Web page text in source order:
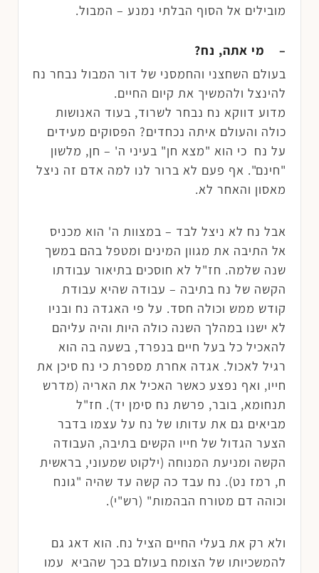
מובילים אל הסוף הבלתי נמנע – המבול.
– מי אתה, נח?
בעולם השחצני והחמסני של דור המבול נבחר נח
להינצל ולהמשיך את קיום החיים.
מדוע דווקא נח נבחר לשרוד, בעוד האנושות
כולה והעולם איתה נכחדים? הפסוקים מעידים
על נח כי הוא "מצא חן" בעיני ה' – חן, מלשון
"חינם". אף פעם לא ברור לנו למה אדם זה ניצל
מאסון והאחר לא.
אבל נח לא ניצל לבד – במצוות ה' הוא מכניס
אל התיבה את מגוון המינים ומטפל בהם במשך
שנה שלמה. חז"ל לא חוסכים בתיאור עבודתו
הקשה של נח בתיבה – עבודה שהיא עבודת
קודש ממש וכולה חסד. על פי האגדה נח ובניו
לא ישנו במהלך השנה כולה היות והיה עליהם
להאכיל כל בעל חיים בנפרד, בשעה בה הוא
רגיל לאכול. אגדה אחרת מספרת כי נח סיכן את
חייו, ואף נפצע כאשר האכיל את האריה (מדרש
תנחומא, בובר, פרשת נח סימן יד). חז"ל
מביאים גם את עדותו של נח על עצמו בדבר
הצער הגדול של חייו הקשים בתיבה, העבודה
הקשה ומניעת המנוחה (ילקוט שמעוני, בראשית
ח, רמז נט). נח עבד כה קשה עד שהיה "גונח
וכוהה דם מטורח הבהמות" (רש"י).
ולא רק את בעלי החיים הציל נח. הוא דאג גם
להמשכיותו של הצומח בעולם בכך שהביא עמו